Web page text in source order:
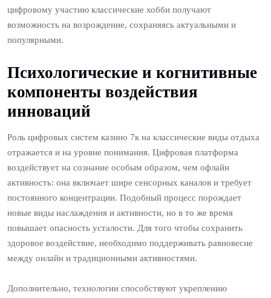
цифровому участию классические хобби получают
возможность на возрождение, сохраняясь актуальными и
популярными.
Психологические и когнитивные
компоненты воздействия
инноваций
Роль цифровых систем казино 7к на классические виды отдыха
отражается и на уровне понимания. Цифровая платформа
воздействует на сознание особым образом, чем офлайн
активность: она включает шире сенсорных каналов и требует
постоянного концентрации. Подобный процесс порождает
новые виды наслаждения и активности, но в то же время
повышает опасность усталости. Для того чтобы сохранить
здоровое воздействие, необходимо поддерживать равновесие
между онлайн и традиционными активностями.
Дополнительно, технологии способствуют укреплению